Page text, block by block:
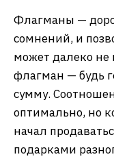
Флагманы —
сомнений, и
может далеко не
флагман — будь
сумму.
оптимально, но
начал
подарками